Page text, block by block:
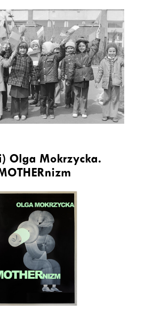
Olga Mokrzycka.